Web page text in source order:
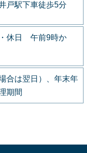
戸駅下車徒歩5分
休日 午前9時か
合は翌日）、年末年
期間